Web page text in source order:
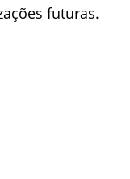
futuras.